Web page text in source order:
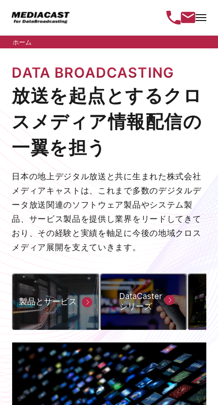
ホーム
DATA BROADCASTING
放送を起点とするクロ
スメディア情報配信の
一翼を担う
日本の地上デジタル放送と共に生まれた株式会社
メディアキャストは、これまで多数のデジタルデ
ータ放送関連のソフトウェア製品やシステム製
品、サービス製品を提供し業界をリードしてきて
おり、その経験と実績を軸足に今後の地域クロス
メディア展開を支えていきます。
製品とサービス
DataCaster
シリーズ